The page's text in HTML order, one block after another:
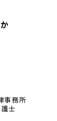
事務所
士